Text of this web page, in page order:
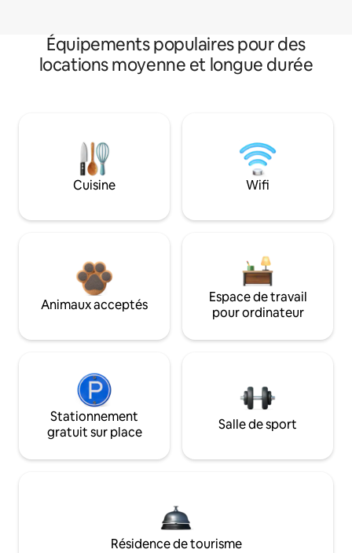
Équipements populaires pour des
locations moyenne et longue durée
Cuisine Wifi
Animaux acceptés
Espace de travail
pour ordinateur
Stationnement
gratuit sur place
Salle de sport
Résidence de tourisme